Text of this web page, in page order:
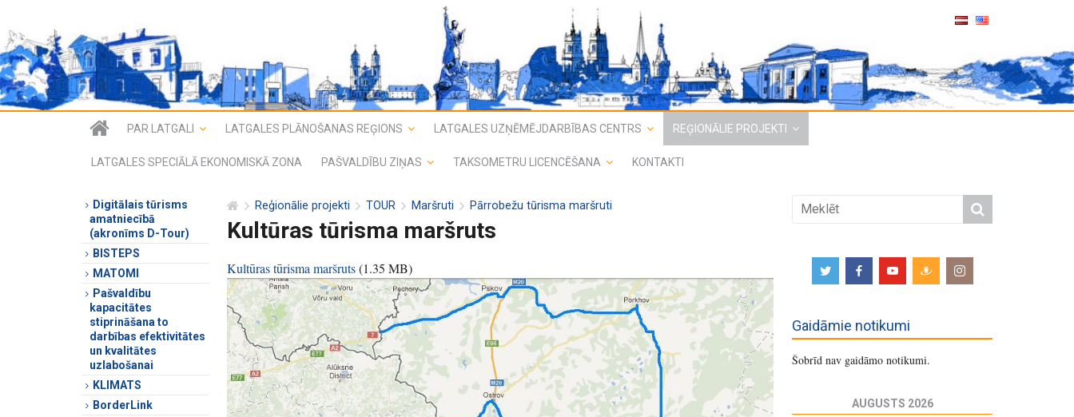
PAR LATGALI LATGALES PLĀNOŠANAS REĢIONS LATGALES UZŅĒMĒJDARBĪBAS CENTRS REĢIONĀLIE PROJEKTI
LATGALES SPECIĀLĀ EKONOMISKĀ ZONA PAŠVALDĪBU ZIŅAS TAKSOMETRU LICENCĒŠANA KONTAKTI
Reģionālie projekti TOUR Maršruti Pārrobežu tūrisma maršruti
Kultūras tūrisma maršruts
Kultūras tūrisma maršruts(1.35 MB)
Digitālais tūrisms
amatniecībā
(akronīms D-Tour)
BISTEPS
MATOMI
Pašvaldību
kapacitātes
stiprināšana to
darbības efektivitātes
un kvalitātes
uzlabošanai
KLIMATS
BorderLink
Gaidāmie notikumi
Šobrīd nav gaidāmo notikumi.
AUGUSTS 2026